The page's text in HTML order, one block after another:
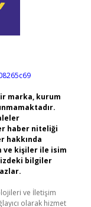
marka, kurum
haber niteliği
hakkında
ve kişiler ile isim
bilgiler
ve İletişim
olarak hizmet